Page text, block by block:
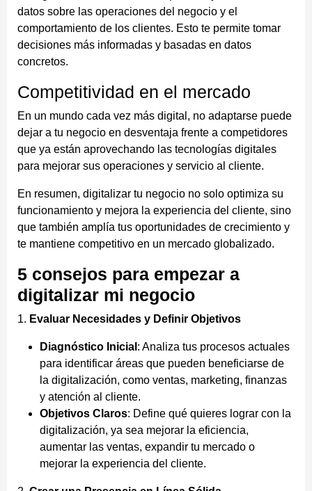
datos sobre las operaciones del negocio y el
comportamiento de los clientes. Esto te permite tomar
decisiones más informadas y basadas en datos
concretos.
Competitividad en el mercado
En un mundo cada vez más digital, no adaptarse puede
dejar a tu negocio en desventaja frente a competidores
que ya están aprovechando las tecnologías digitales
para mejorar sus operaciones y servicio al cliente.
En resumen, digitalizar tu negocio no solo optimiza su
funcionamiento y mejora la experiencia del cliente, sino
que también amplía tus oportunidades de crecimiento y
te mantiene competitivo en un mercado globalizado.
5 consejos para empezar a
digitalizar mi negocio
1. Evaluar Necesidades y Definir Objetivos
Diagnóstico Inicial : Analiza tus procesos actuales
para identificar áreas que pueden beneficiarse de
la digitalización, como ventas, marketing, finanzas
y atención al cliente.
Objetivos Claros: Define qué quieres lograr con la
digitalización, ya sea mejorar la eficiencia,
aumentar las ventas, expandir tu mercado o
mejorar la experiencia del cliente.